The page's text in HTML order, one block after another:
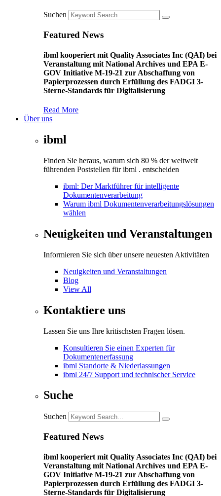
Suchen
Featured News
ibml kooperiert mit Quality Associates Inc (QAI) bei
Veranstaltung mit National Archives und EPA E-
GOV Initiative M-19-21 zur Abschaffung von
Papierprozessen durch Erfüllung des FADGI 3-
Sterne-Standards für Digitalisierung
Read More
Über uns
ibml
Finden Sie heraus, warum sich 80 % der weltweit
führenden Poststellen für ibml . entscheiden
ibml: Der Marktführer für intelligente
Dokumentenverarbeitung
Warum ibml Dokumentenverarbeitungslösungen
wählen
Neuigkeiten und Veranstaltungen
Informieren Sie sich über unsere neuesten Aktivitäten
Neuigkeiten und Veranstaltungen
Blog
View All
Kontaktiere uns
Lassen Sie uns Ihre kritischsten Fragen lösen.
Konsultieren Sie einen Experten für
Dokumentenerfassung
ibml Standorte & Niederlassungen
ibml 24/7 Support und technischer Service
Suche
Suchen
Featured News
ibml kooperiert mit Quality Associates Inc (QAI) bei
Veranstaltung mit National Archives und EPA E-
GOV Initiative M-19-21 zur Abschaffung von
Papierprozessen durch Erfüllung des FADGI 3-
Sterne-Standards für Digitalisierung